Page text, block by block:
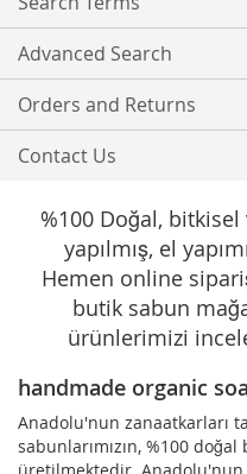
Advanced Search
Orders and Returns
Contact Us
%100 Doğal,
yapılmış, el
Hemen online
butik sabun
ürünlerimizi
handmade organic
Anadolu'nun zanaatkarları
sabunlarımızın, %100